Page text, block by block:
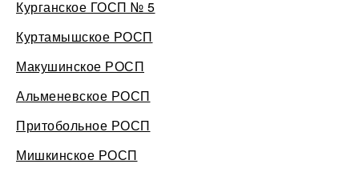
Курганское ГОСП № 5
Куртамышское РОСП
Макушинское РОСП
Альменевское РОСП
Притобольное РОСП
Мишкинское РОСП